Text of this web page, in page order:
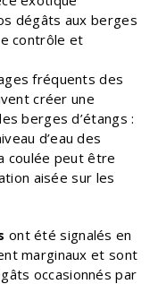
dégâts aux berges
contrôle et
fréquents des
créer une
berges d’étangs :
d’eau des
coulée peut être
aisée sur les
ont été signalés en
marginaux et sont
occasionnés par